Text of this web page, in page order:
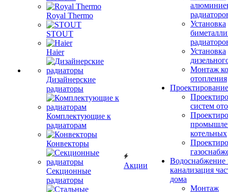
Royal Thermo
STOUT
Haier
Дизайнерские
радиаторы
Комплектующие к
радиаторам
Конвекторы
Секционные
радиаторы
Акции
Установка
Установка
Монтаж
отопления
Проектирование
систем
котельных
Водоснабжение
канализация
дома
Монтаж